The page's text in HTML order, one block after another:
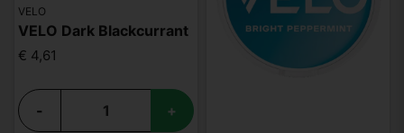
VELO
VELO Dark Blackcurrant
€ 4,61
- +